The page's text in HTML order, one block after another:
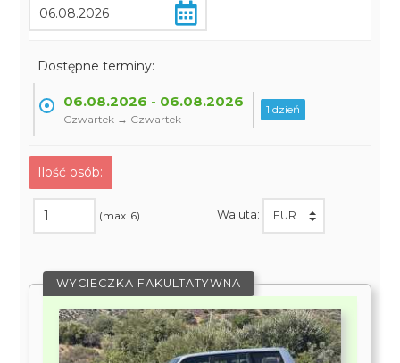
Dostępne terminy:
06.08.2026 - 06.08.2026
Czwartek → Czwartek
1 dzień
Ilość osób:
(max. 6) Waluta:
WYCIECZKA FAKULTATYWNA